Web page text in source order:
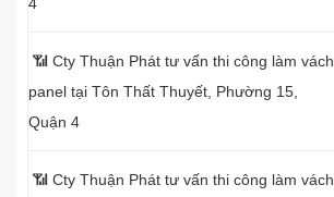
📶 Cty Thuận Phát tư vấn thi công làm vách
panel tại Tôn Thất Thuyết, Phường 15,
Quận 4
📶 Cty Thuận Phát tư vấn thi công làm vách